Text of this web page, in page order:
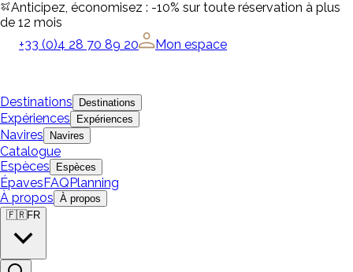
Anticipez, économisez : -10% sur toute réservation à plus
de 12 mois
+33 (0)4 28 70 89 20
Mon espace
Destinations Destinations
Expériences Expériences
Navires Navires
Catalogue
Espèces
Espèces
ÉpavesFAQPlanning
À propos À propos
🇫🇷FR